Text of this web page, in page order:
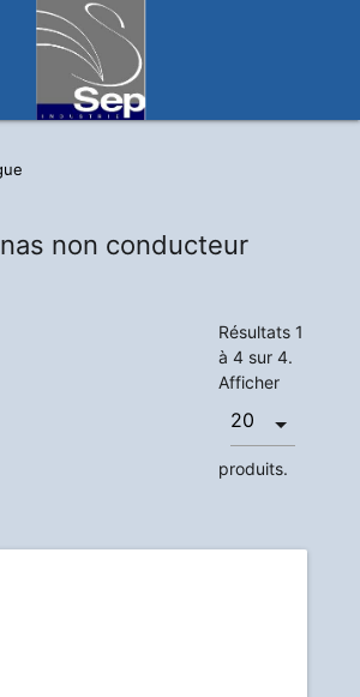
non conducteur
Résultats 1
à 4 sur 4.
Afficher
produits.